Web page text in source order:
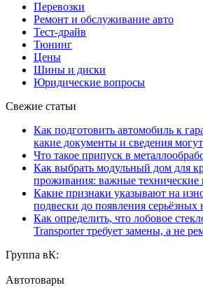
Перевозки
Ремонт и обслуживание авто
Тест-драйв
Тюнинг
Цены
Шины и диски
Юридические вопросы
Свежие статьи
Как подготовить автомобиль к
какие документы и сведения
Что такое припуск в
Как выбрать модульный дом для
проживания: важные
Какие признаки указывают на
подвески до появления серьёзных
Как определить, что лобовое
Transporter требует замены, а не
Группа вК:
Автотовары